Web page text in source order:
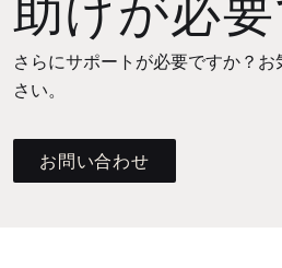
さらにサポートが必要ですか？
さい。
お問い合わせ